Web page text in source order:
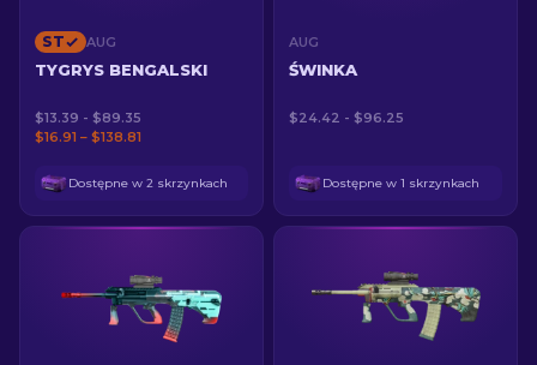
ST AUG
TYGRYS BENGALSKI
$13.39 - $89.35
$16.91 – $138.81
Dostępne w 2 skrzynkach
AUG
ŚWINKA
$24.42 - $96.25
Dostępne w 1 skrzynkach